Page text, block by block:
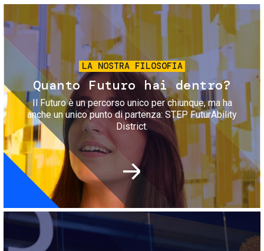
Immagine
LA NOSTRA FILOSOFIA
Quanto Futuro hai dentro?
Il Futuro è un percorso unico per chiunque, ma ha
anche un unico punto di partenza: STEP FuturAbility
District.
Immagine